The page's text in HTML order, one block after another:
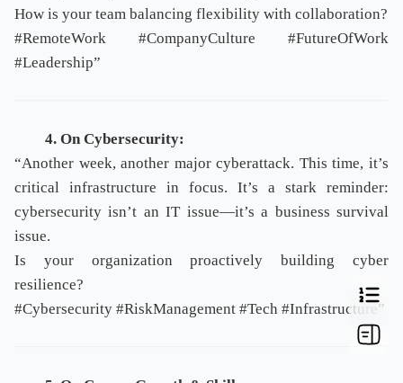
How is your team balancing flexibility with collaboration?
#RemoteWork #CompanyCulture #FutureOfWork
#Leadership”
4. On Cybersecurity:
“Another week, another major cyberattack. This time, it’s
critical infrastructure in focus. It’s a stark reminder:
cybersecurity isn’t an IT issue—it’s a business survival
issue.
Is your organization proactively building cyber
resilience?
#Cybersecurity #RiskManagement #Tech #Infrastructure”